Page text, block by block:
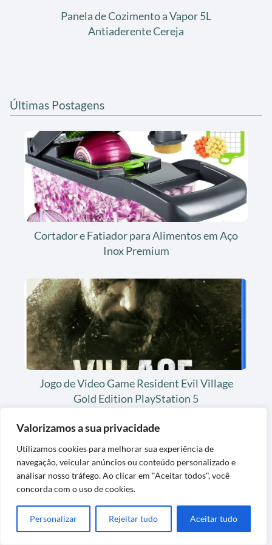
Valorizamos a sua privacidade
Utilizamos cookies para melhorar sua experiência de
navegação, veicular anúncios ou conteúdo personalizado e
analisar nosso tráfego. Ao clicar em "Aceitar todos", você
concorda com o uso de cookies.
Personalizar Rejeitar tudo Aceitar tudo
Panela de Cozimento a Vapor 5L
Antiaderente Cereja
Últimas Postagens
Cortador e Fatiador para Alimentos em Aço
Inox Premium
Jogo de Video Game Resident Evil Village
Gold Edition PlayStation 5
Tapete de Grama Sintética Decorativa